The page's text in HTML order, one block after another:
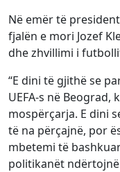
Në emër të
fjalën e mori Jozef
dhe zhvillimi i
“E dini të gjithë se
UEFA-s në Beograd,
mospërçarja. E dini
të na përçajnë, por
mbetemi të
politikanët